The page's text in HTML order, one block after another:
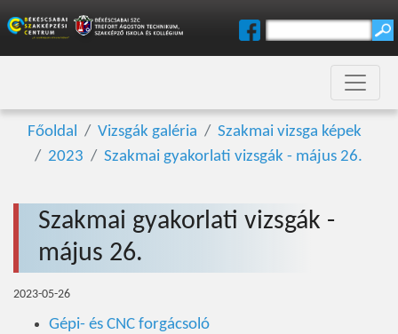
Főoldal Vizsgák galéria
Szakmai vizsga képek
2023
Szakmai gyakorlati vizsgák - május 26.
Szakmai gyakorlati vizsgák -
május 26.
2023-05-26
Gépi- és CNC forgácsoló